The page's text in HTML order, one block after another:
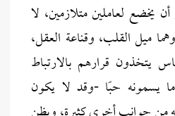
يخضع لعاملين متلازمين، لا
ميل القلب، وقناعة العقل،
يتخذون قرارهم بالارتباط
يسمونه حبًا -وقد لا يكون